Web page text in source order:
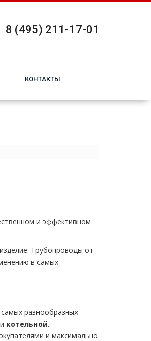
8 (495) 211-17-01
КОНТАКТЫ
и эффективном
Трубопроводы от
в самых
разнообразных
котельной.
и максимально